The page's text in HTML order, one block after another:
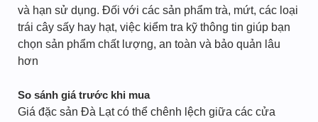
và hạn sử dụng. Đối với các sản phẩm trà, mứt, các loại
trái cây sấy hay hạt, việc kiểm tra kỹ thông tin giúp bạn
chọn sản phẩm chất lượng, an toàn và bảo quản lâu
hơn
So sánh giá trước khi mua
Giá đặc sản Đà Lạt có thể chênh lệch giữa các cửa